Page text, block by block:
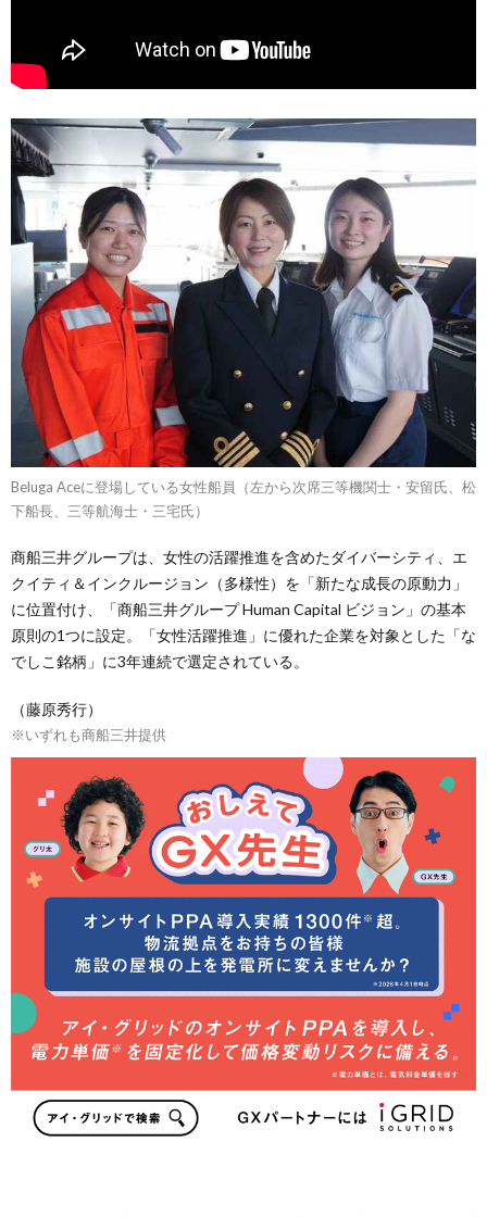
Beluga Aceに登場している女性船員（左から次席三等機関士・安留氏、松
下船長、三等航海士・三宅氏）
商船三井グループは、女性の活躍推進を含めたダイバーシティ、エ
クイティ＆インクルージョン（多様性）を「新たな成長の原動力」
に位置付け、「商船三井グループ Human Capital ビジョン」の基本
原則の1つに設定。「女性活躍推進」に優れた企業を対象とした「な
でしこ銘柄」に3年連続で選定されている。
（藤原秀行）
※いずれも商船三井提供